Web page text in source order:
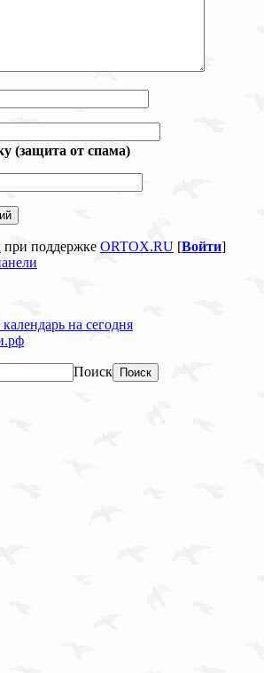
(защита от спама)
при поддержке ORTOX.RU [Войти]
на сегодня
Поиск